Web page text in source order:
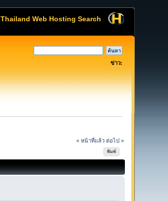
Thailand Web Hosting Search
ข่าว:
« หน้าที่แล้ว ต่อไป »
พิมพ์